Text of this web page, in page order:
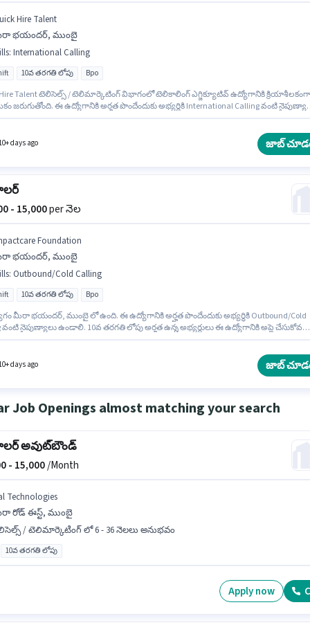
Hire Talent
భయందర్, ముంబై
: International Calling
10వ తరగతి లోపు Bpo
Hire Talent టెలిసెల్స్ / టెలిమార్కెటింగ్ విభాగంలో టెలికాలింగ్ ఎగ్జిక్యూటివ్ ఉద్యోగానికి క్రియాశీలకంగా
జరుగుతోంది. ఈ ఉద్యోగానికి అర్హత పొందేందుకు అభ్యర్థికి International Calling వంటి
DAY shift మరియు వారానికి 5 days working ఉన్నాయి.
days ago జాబ్
- 15,000per నెల
Foundation
భయందర్, ముంబై
: Outbound/Cold Calling
10వ తరగతి లోపు Bpo
మీరా భయందర్, ముంబై లో ఉంది. ఈ ఉద్యోగానికి అర్హత పొందేందుకు అభ్యర్థికి Outbound/Cold
వంటి నైపుణ్యాలు ఉండాలి. 10వ తరగతి లోపు అర్హత ఉన్న అభ్యర్థులు ఈ ఉద్యోగానికి అప్లై చేసుకోవచ్చు.
days ago జాబ్
Job Openings almost matching your search
అవుట్‌బౌండ్
- 15,000/Month
Technologies
రోడ్ ఈస్ట్, ముంబై
/ టెలిమార్కెటింగ్ లో 6 - 36 నెలలు అనుభవం
10వ తరగతి లోపు
Apply now